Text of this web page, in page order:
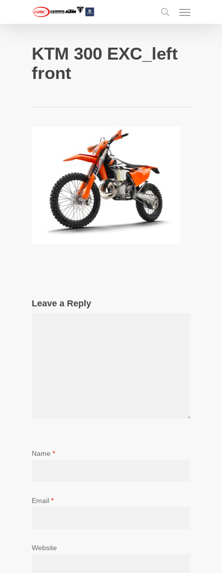
search
Menu
KTM 300 EXC_left
front
Leave a Reply
Name *
Email *
Website